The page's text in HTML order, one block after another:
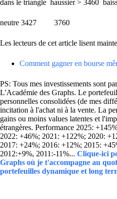
dans le triangle haussier > 3460
neutre 3427 3760
Les lecteurs de cet article lisent
Comment gagner en bourse
PS: Tous mes investissements sont
L'Académie des Graphs. Le
personnelles consolidées (de mes
incitation à l'achat ni à la vente. La
gains ou moins values latentes et
étrangères. Performance 2025:
2022: +46%; 2021: +122%; 2020:
2017: +24%; 2016: +12%; 2015:
2012:+9%, 2011:-11%... Clique-ici
Graphs où je t'accompagne au
portefeuilles dynamique et long